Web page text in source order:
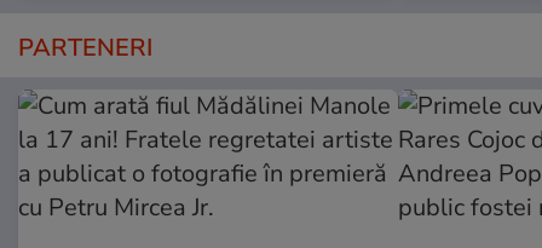
PARTENERI